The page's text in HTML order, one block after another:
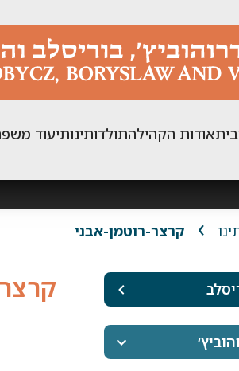
אודות הקהילהתולדותינותיעוד
קרצר-רוטמן-אבני